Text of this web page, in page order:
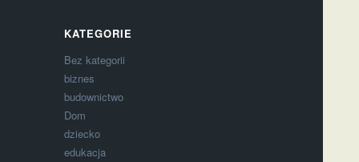
KATEGORIE
Bez kategorii
biznes
budownictwo
Dom
dziecko
edukacja